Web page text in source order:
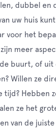
dubbel en
uw huis
voor het
meer
buurt, of uit
Willen ze
tijd? Hebben
ze het
van de